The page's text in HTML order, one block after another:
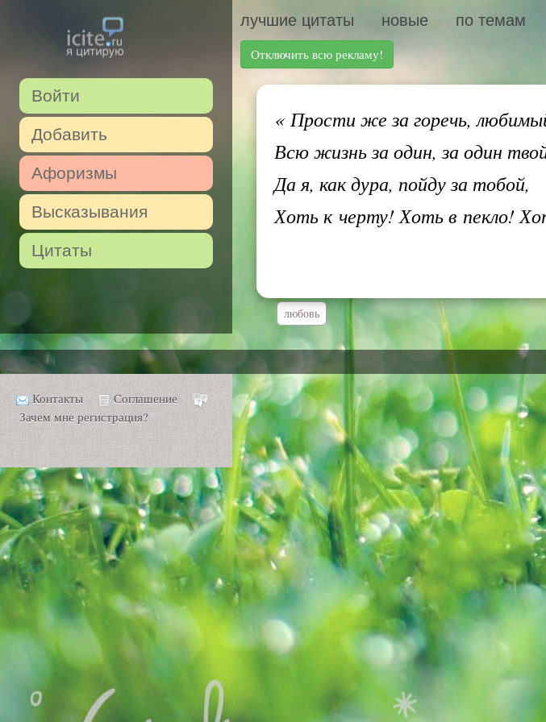
Войти
Добавить
Афоризмы
Высказывания
Цитаты
лучшие цитаты новые по темам
Отключить всю рекламу!
«Прости же за горечь,
Всю жизнь за один, за один твой
Да я, как дура, пойду за тобой,
Хоть к черту! Хоть в пекло!
любовь
Контакты
Соглашение
Зачем мне регистрация?